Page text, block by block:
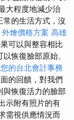
大程度地減少治
的生活方式，沒
燴價格方案 高雄
可以與整容相比
恢復臉部原始、
的台北會計事務
的回饋，對我們
與恢復活力的臉部
示附有照片的有
需視供應情況而